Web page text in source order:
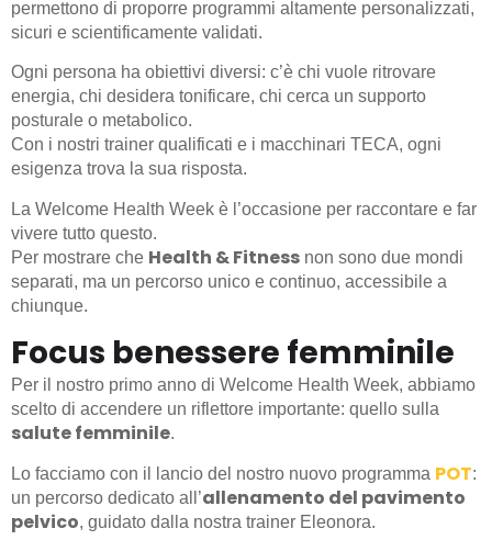
permettono di proporre programmi altamente personalizzati,
sicuri e scientificamente validati.
Ogni persona ha obiettivi diversi: c’è chi vuole ritrovare
energia, chi desidera tonificare, chi cerca un supporto
posturale o metabolico.
Con i nostri trainer qualificati e i macchinari TECA, ogni
esigenza trova la sua risposta.
La Welcome Health Week è l’occasione per raccontare e far
vivere tutto questo.
Per mostrare che Health & Fitness non sono due mondi
separati, ma un percorso unico e continuo, accessibile a
chiunque.
Focus benessere femminile
Per il nostro primo anno di Welcome Health Week, abbiamo
scelto di accendere un riflettore importante: quello sulla
salute femminile.
Lo facciamo con il lancio del nostro nuovo programma POT:
un percorso dedicato all’allenamento del pavimento
pelvico, guidato dalla nostra trainer Eleonora.